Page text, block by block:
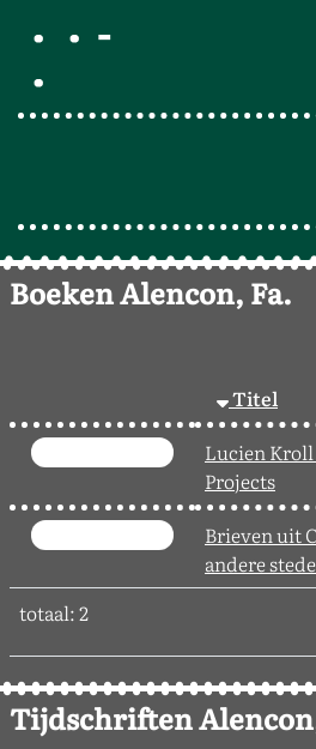
-
Boeken Alencon, Fa.
Titel
totaal: 2
Lucien
Projects
Brieven uit
andere
Tijdschriften